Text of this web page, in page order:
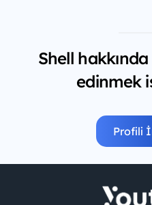
Shell
edinmek
Profili